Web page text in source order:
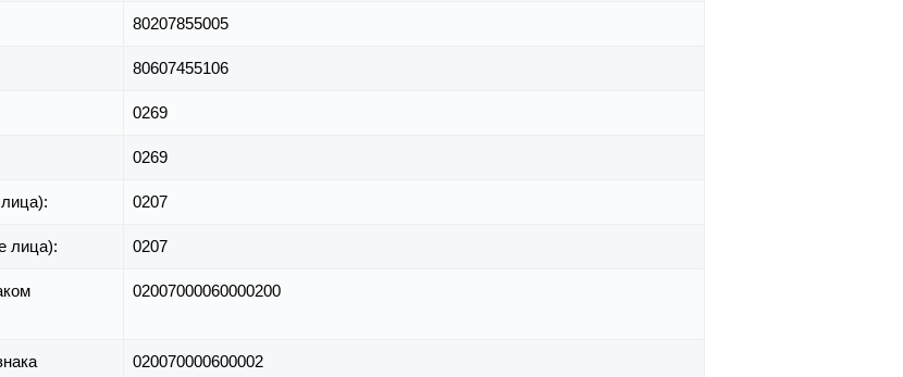
80207855005
80607455106
0269
0269
0207
лица): 0207
02007000060000200
020070000600002